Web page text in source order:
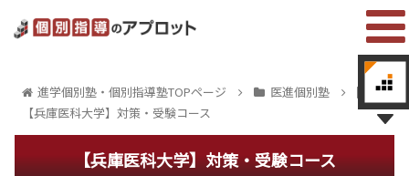
進学個別塾・個別指導塾TOPページ
医進個別塾
【兵庫医科大学】対策・受験コース
【兵庫医科大学】対策・受験コース